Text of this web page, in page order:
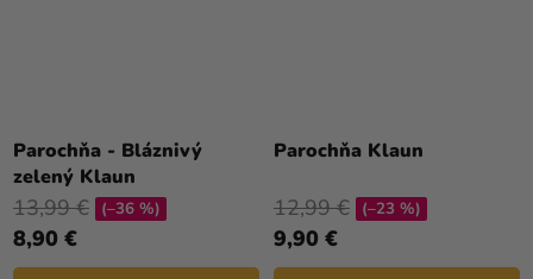
Parochňa - Bláznivý
zelený Klaun
8,90 €
13,99 € (–36 %)
Parochňa Klaun
9,90 €
12,99 € (–23 %)